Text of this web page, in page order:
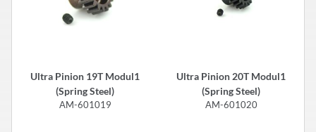
Ultra Pinion 19T Modul1
(Spring Steel)
AM-601019
Ultra Pinion 20T Modul1
(Spring Steel)
AM-601020